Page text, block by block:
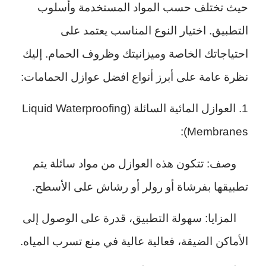
حيث تختلف حسب المواد المستخدمة وأسلوب
التطبيق. اختيار النوع المناسب يعتمد على
احتياجاتك الخاصة وميزانيتك وظروف الحمام. إليك
نظرة عامة على أبرز أنواع افضل عوازل الحمامات:
1. العوازل المائية السائلة (Liquid Waterproofing
Membranes):
وصف: تتكون هذه العوازل من مواد سائلة يتم
تطبيقها بفرشاة أو رولر أو رشاش على الأسطح.
المزايا: سهولة التطبيق، قدرة على الوصول إلى
الأماكن الضيقة، فعالية عالية في منع تسرب المياه.